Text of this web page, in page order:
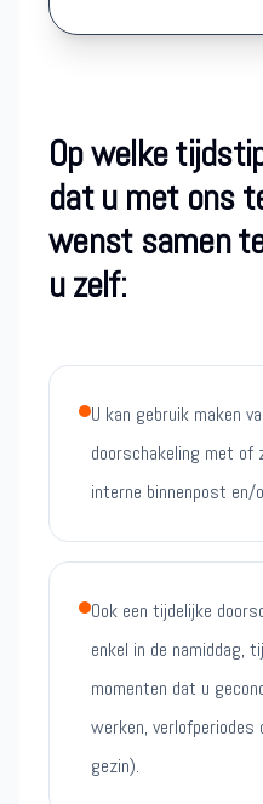
Op welke
dat u met ons
wenst samen
u zelf:
U kan gebruik maken
doorschakeling met of
interne binnenpost en/
Ook een tijdelijke
enkel in de namiddag,
momenten dat u
werken,
gezin).